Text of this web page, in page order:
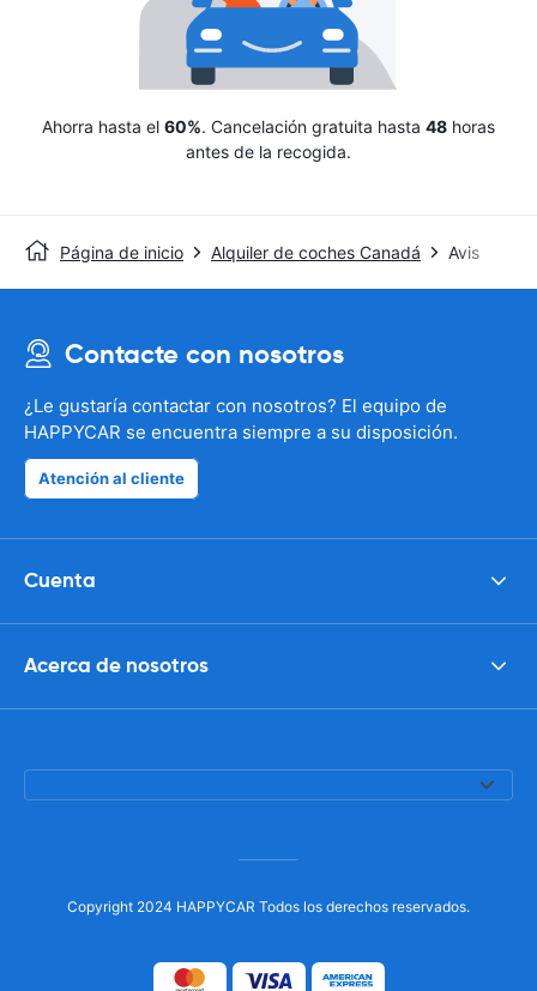
Ahorra hasta el 60%. Cancelación gratuita hasta 48 horas
antes de la recogida.
Página de inicio Alquiler de coches Canadá Avis
Contacte con nosotros
¿Le gustaría contactar con nosotros? El equipo de
HAPPYCAR se encuentra siempre a su disposición.
Atención al cliente
Cuenta
Acerca de nosotros
Copyright 2024 HAPPYCAR Todos los derechos reservados.